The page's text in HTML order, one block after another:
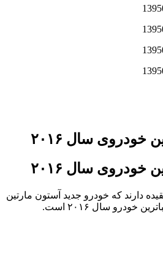
خودروی سال ۲۰۱۶
خودروی سال ۲۰۱۶
دارند که خودرو جدید آستون مارتین
خودرو سال ۲۰۱۶ است.